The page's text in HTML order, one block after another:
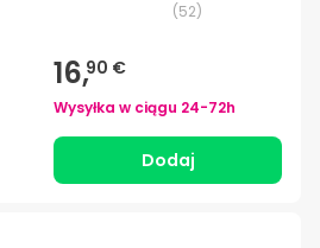
(52)
16,90 €
Wysyłka w ciągu 24-72h
Dodaj